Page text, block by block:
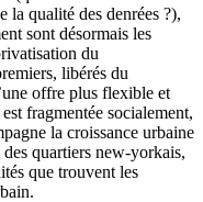
la qualité des denrées ?),
sont désormais les
du
libérés du
offre plus flexible et
fragmentée socialement,
la croissance urbaine
quartiers new-yorkais,
que trouvent les